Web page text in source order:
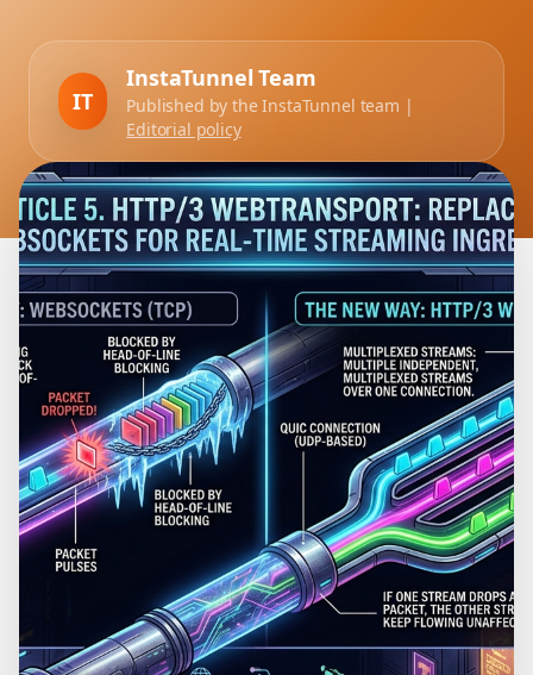
IT
InstaTunnel Team
Published by the InstaTunnel team |
Editorial policy